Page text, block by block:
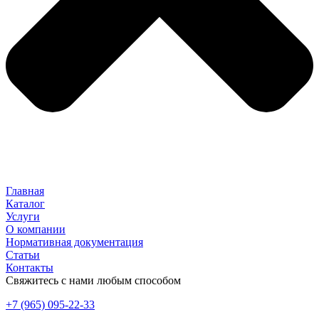
Главная
Каталог
Услуги
О компании
Нормативная документация
Статьи
Контакты
Свяжитесь с нами любым способом
+7 (965) 095-22-33